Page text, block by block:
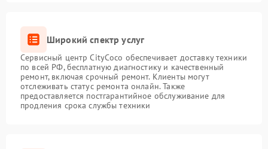
Широкий спектр услуг
Сервисный центр CityCoco обеспечивает доставку техники
по всей РФ, бесплатную диагностику и качественный
ремонт, включая срочный ремонт. Клиенты могут
отслеживать статус ремонта онлайн. Также
предоставляется постгарантийное обслуживание для
продления срока службы техники